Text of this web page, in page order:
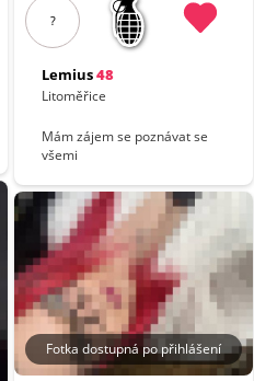
?
Lemius48
Litoměřice
Mám zájem se poznávat se
všemi
Fotka dostupná po přihlášení